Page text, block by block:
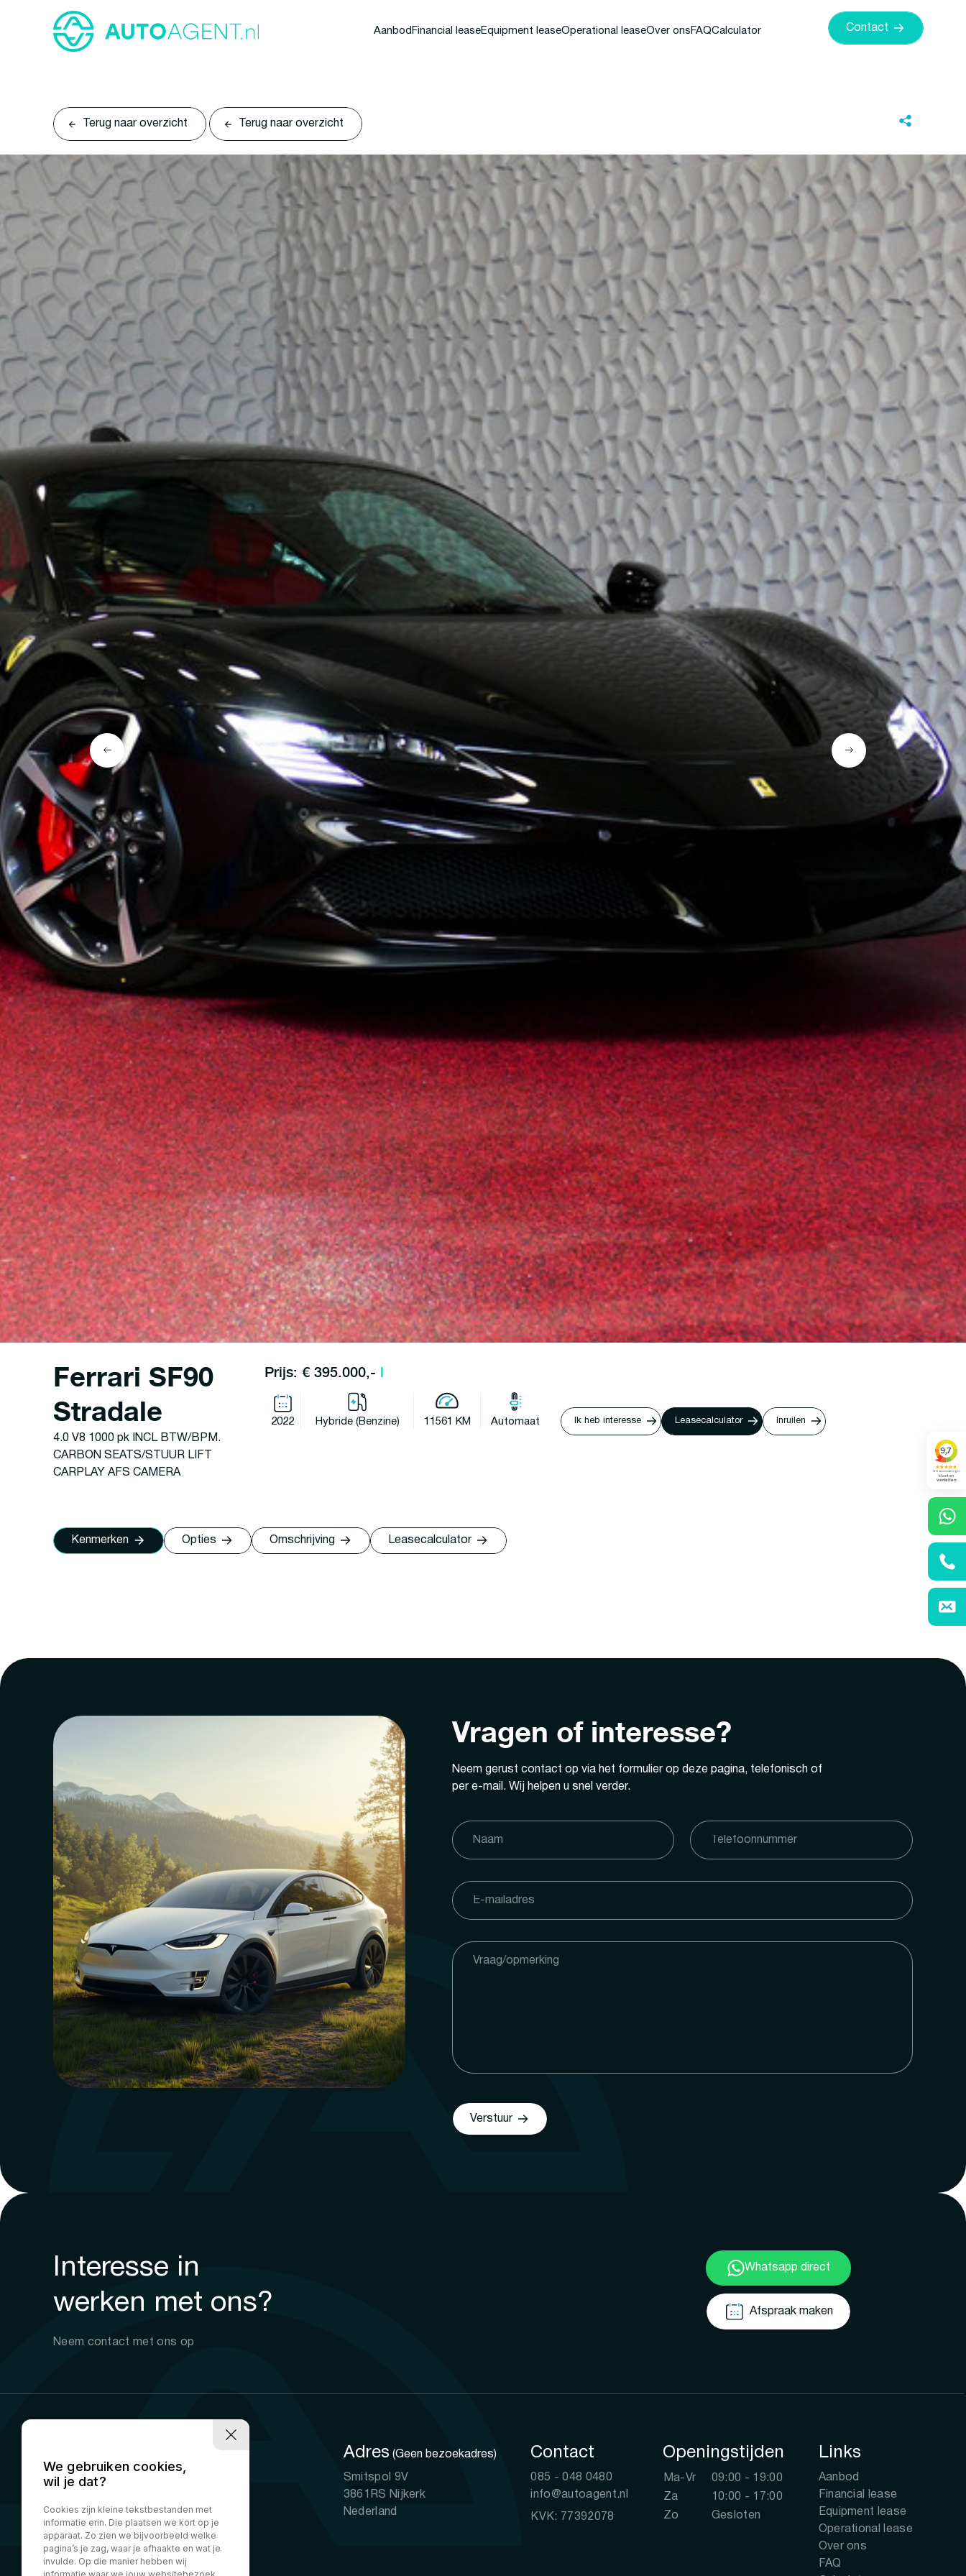
Aanbod Financial leaseEquipment leaseOperational leaseOver ons FAQCalculator Contact
Terug naar overzicht Terug naar overzicht
Ferrari SF90
Stradale
4.0 V8 1000 pk INCL BTW/BPM.
CARBON SEATS/STUUR LIFT
CARPLAY AFS CAMERA
Prijs: € 395.000,- l
2022 Hybride (Benzine) 11561 KM Automaat Ik heb interesse Leasecalculator Inruilen
Kenmerken Opties Omschrijving Leasecalculator
Vragen of interesse?
Neem gerust contact op via het formulier op deze pagina, telefonisch of
per e-mail. Wij helpen u snel verder.
Verstuur
Interesse in
werken met ons?
Neem contact met ons op
Whatsapp direct
Afspraak maken
Adres (Geen bezoekadres)
Smitspol 9V
3861RS Nijkerk
Nederland
Contact
085 - 048 0480
info@autoagent.nl
KVK: 77392078
Openingstijden
Ma-Vr
09:00 - 19:00
Za
10:00 - 17:00
Zo
Gesloten
Links
Aanbod
Financial lease
Equipment lease
Operational lease
Over ons
FAQ
We gebruiken cookies,
wil je dat?
Cookies zijn kleine tekstbestanden met
informatie erin. Die plaatsen we kort op je
apparaat. Zo zien we bijvoorbeeld welke
pagina’s je zag, waar je afhaakte en wat je
invulde. Op die manier hebben wij